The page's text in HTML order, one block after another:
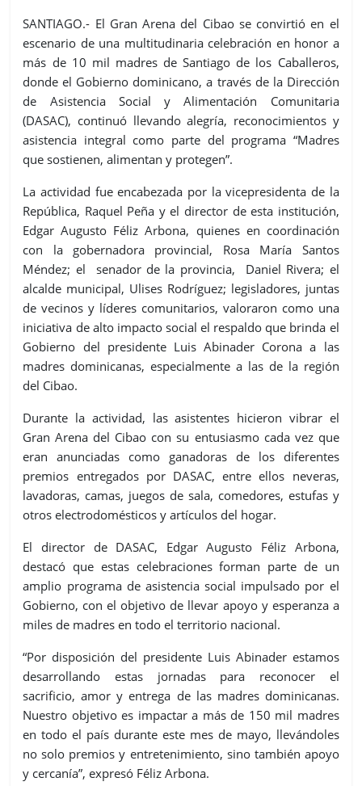
SANTIAGO.- El Gran Arena del Cibao se convirtió en el
escenario de una multitudinaria celebración en honor a
más de 10 mil madres de Santiago de los Caballeros,
donde el Gobierno dominicano, a través de la Dirección
de Asistencia Social y Alimentación Comunitaria
(DASAC), continuó llevando alegría, reconocimientos y
asistencia integral como parte del programa “Madres
que sostienen, alimentan y protegen”.
La actividad fue encabezada por la vicepresidenta de la
República, Raquel Peña y el director de esta institución,
Edgar Augusto Féliz Arbona, quienes en coordinación
con la gobernadora provincial, Rosa María Santos
Méndez; el senador de la provincia, Daniel Rivera; el
alcalde municipal, Ulises Rodríguez; legisladores, juntas
de vecinos y líderes comunitarios, valoraron como una
iniciativa de alto impacto social el respaldo que brinda el
Gobierno del presidente Luis Abinader Corona a las
madres dominicanas, especialmente a las de la región
del Cibao.
Durante la actividad, las asistentes hicieron vibrar el
Gran Arena del Cibao con su entusiasmo cada vez que
eran anunciadas como ganadoras de los diferentes
premios entregados por DASAC, entre ellos neveras,
lavadoras, camas, juegos de sala, comedores, estufas y
otros electrodomésticos y artículos del hogar.
El director de DASAC, Edgar Augusto Féliz Arbona,
destacó que estas celebraciones forman parte de un
amplio programa de asistencia social impulsado por el
Gobierno, con el objetivo de llevar apoyo y esperanza a
miles de madres en todo el territorio nacional.
“Por disposición del presidente Luis Abinader estamos
desarrollando estas jornadas para reconocer el
sacrificio, amor y entrega de las madres dominicanas.
Nuestro objetivo es impactar a más de 150 mil madres
en todo el país durante este mes de mayo, llevándoles
no solo premios y entretenimiento, sino también apoyo
y cercanía”, expresó Féliz Arbona.